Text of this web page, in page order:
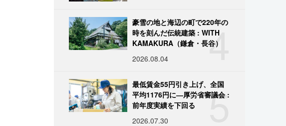
4
豪雪の地と海辺の町で220年の
時を刻んだ伝統建築 : WITH
KAMAKURA（鎌倉・長谷）
2026.08.04
5
最低賃金55円引き上げ、全国
平均1176円に―厚労省審議会 :
前年度実績を下回る
2026.07.30